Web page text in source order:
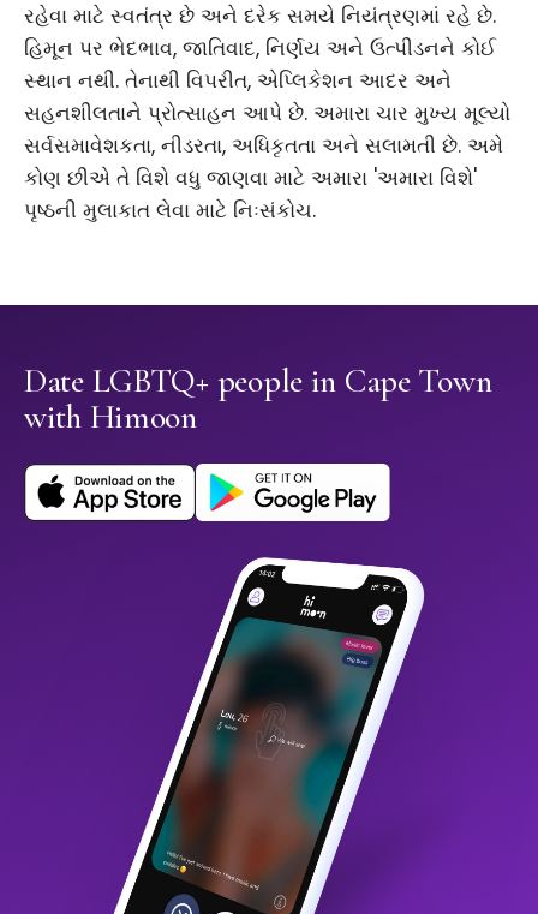
રહેવા માટે સ્વતંત્ર છે અને દરેક સમયે નિયંત્રણમાં રહે છે.
હિમૂન પર ભેદભાવ, જાતિવાદ, નિર્ણય અને ઉત્પીડનને કોઈ
સ્થાન નથી. તેનાથી વિપરીત, એપ્લિકેશન આદર અને
સહનશીલતાને પ્રોત્સાહન આપે છે. અમારા ચાર મુખ્ય મૂલ્યો
સર્વસમાવેશકતા, નીડરતા, અધિકૃતતા અને સલામતી છે. અમે
કોણ છીએ તે વિશે વધુ જાણવા માટે અમારા 'અમારા વિશે'
પૃષ્ઠની મુલાકાત લેવા માટે નિઃસંકોચ.
Date LGBTQ+ people in Cape Town
with Himoon